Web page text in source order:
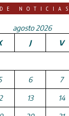
NOTICIAS
agosto 2026
J V
6 7
13 14